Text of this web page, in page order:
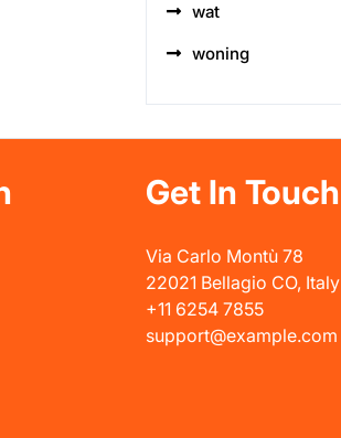
wat
woning
Get In Touch
Via Carlo Montù 78
22021 Bellagio CO, Italy
+11 6254 7855
support@example.com